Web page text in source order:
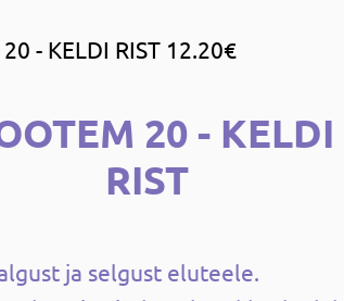
- KELDI RIST 12.20€
20 - KELDI
RIST
ja selgust eluteele.